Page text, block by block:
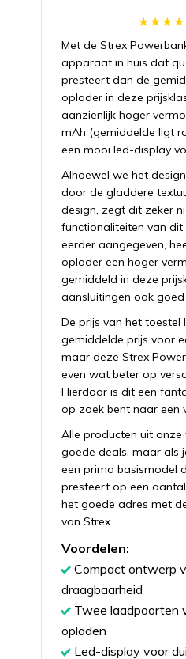
Met de Strex
apparaat in huis dat
presteert dan de
oplader in deze
aanzienlijk hoger
mAh (gemiddelde ligt
een mooi led-display
Alhoewel we het
door de gladdere
design, zegt dit zeker
functionaliteiten van
eerder aangegeven,
oplader een hoger
gemiddeld in deze
aansluitingen ook
De prijs van het toestel
gemiddelde prijs voor
maar deze Strex
even wat beter op
Hierdoor is dit een
op zoek bent naar een
Alle producten uit
goede deals, maar als
een prima basismodel
presteert op een aantal
het goede adres met
van Strex.
Voordelen:
Compact ontwerp
draagbaarheid
Twee laadpoorten
opladen
Led-display voor